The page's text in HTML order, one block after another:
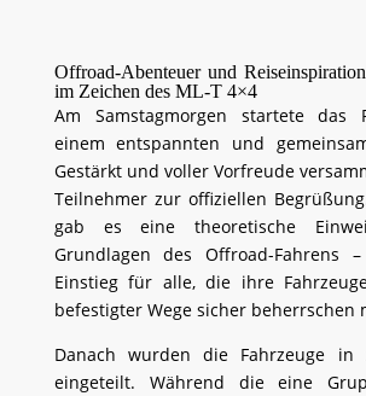
Offroad-Abenteuer und
im Zeichen des ML-T 4×4
Am Samstagmorgen startete das
einem entspannten und
Gestärkt und voller Vorfreude
Teilnehmer zur offiziellen
gab es eine theoretische
Grundlagen des Offroad-Fahrens
Einstieg für alle, die ihre
befestigter Wege sicher beherrschen
Danach wurden die Fahrzeuge in
eingeteilt. Während die eine